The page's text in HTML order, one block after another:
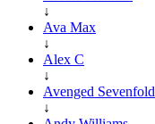
↓
Ava Max
↓
Alex C
↓
Avenged Sevenfold
↓